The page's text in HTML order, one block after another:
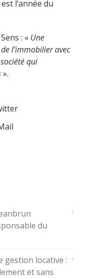
l’année du
: « Une
l’immobilier avec
qui
».
du
gestion locative :
et sans